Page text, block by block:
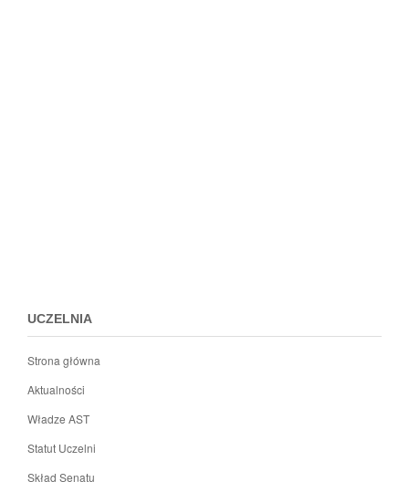
UCZELNIA
Strona główna
Aktualności
Władze AST
Statut Uczelni
Skład Senatu